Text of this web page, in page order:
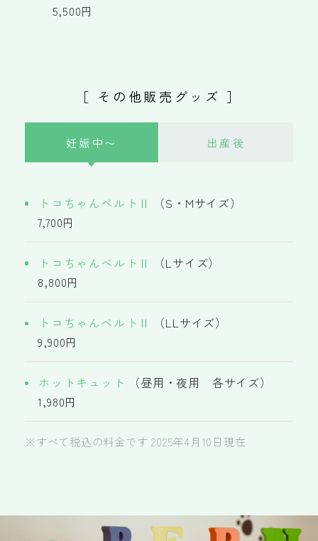
5,500円
［ その他販売グッズ ］
妊娠中〜 出産後
トコちゃんベルトⅡ （S・Mサイズ）
7,700円
トコちゃんベルトⅡ （Lサイズ）
8,800円
トコちゃんベルトⅡ （LLサイズ）
9,900円
ホットキュット （昼用・夜用 各サイズ）
1,980円
※すべて税込の料金です 2025年4月10日現在